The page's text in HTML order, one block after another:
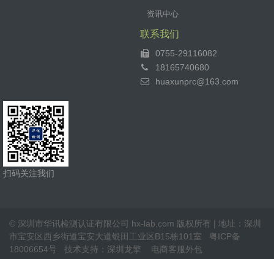
资讯中心
联系我们
0755-29116082
18165740680
huaxunprc@163.com
扫码关注我们
© 深圳市华讯检测认证有限公司 hx-lab.com 版权所有 | 地址：深圳
市宝安区西乡街道宝安大道银田工业区B15栋101室
粤ICP备
18006654号 技术支持： 深圳龙擎 电商客服外包